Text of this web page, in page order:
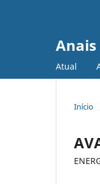
Anais
Atual
Início